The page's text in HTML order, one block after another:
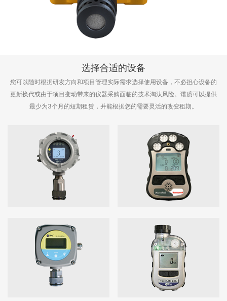
选择合适的设备
您可以随时根据研发方向和项目管理实际需求选择使用设备，不必担心设备的
更新换代或由于项目变动带来的仪器采购面临的技术淘汰风险。谱质可以提供
最少为3个月的短期租赁，并能根据您的需要灵活的改变租期。